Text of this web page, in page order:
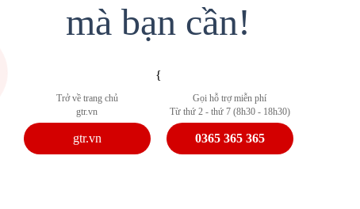
mà bạn cần!
{
Trở về trang chủ
gtr.vn
gtr.vn
Gọi hỗ trợ miễn phí
Từ thứ 2 - thứ 7 (8h30 - 18h30)
0365 365 365